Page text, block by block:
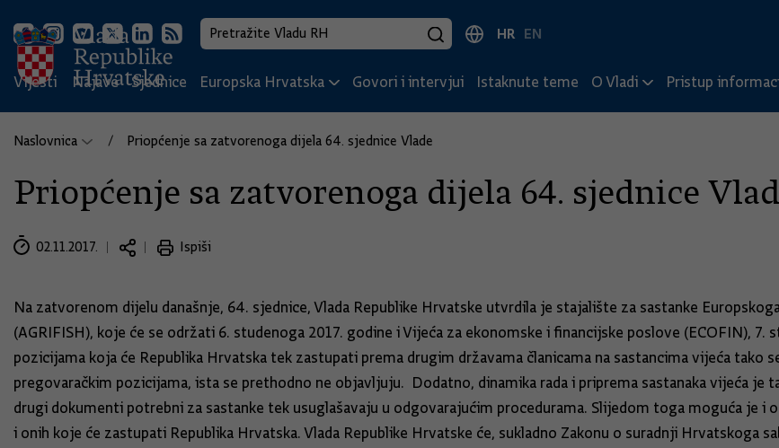
HR EN
Vijesti Najave Sjednice Europska Hrvatska Govori i intervjui Istaknute teme O Vladi Pristup
Naslovnica Priopćenje sa zatvorenoga dijela 64. sjednice Vlade
Priopćenje sa zatvorenoga dijela 64. sjednice
02.11.2017. Ispiši
Na zatvorenom dijelu današnje, 64. sjednice, Vlada Republike Hrvatske utvrdila je stajalište za sastanke
(AGRIFISH), koje će se održati 6. studenoga 2017. godine i Vijeća za ekonomske i financijske poslove (ECOFIN),
pozicijama koja će Republika Hrvatska tek zastupati prema drugim državama članicama na sastancima vijeća tako
pregovaračkim pozicijama, ista se prethodno ne objavljuju. Dodatno, dinamika rada i priprema sastanaka vijeća je
drugi dokumenti potrebni za sastanke tek usuglašavaju u odgovarajućim procedurama. Slijedom toga moguća je i
i onih koje će zastupati Republika Hrvatska. Vlada Republike Hrvatske će, sukladno Zakonu o suradnji Hrvatskoga